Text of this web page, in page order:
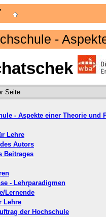
-
Seite
- Aspekte einer Theorie und
Lehre
Autors
Beitrages
- Lehrparadigmen
Lernende
Lehre
der Hochschule